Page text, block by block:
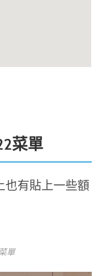
菜單
也有貼上一些額
單